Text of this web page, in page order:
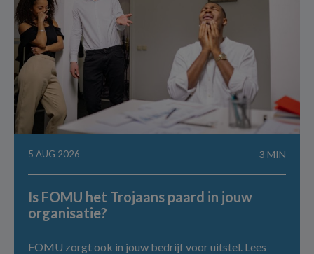
5 AUG 2026 3 MIN
Is FOMU het Trojaans paard in jouw
organisatie?
FOMU zorgt ook in jouw bedrijf voor uitstel. Lees